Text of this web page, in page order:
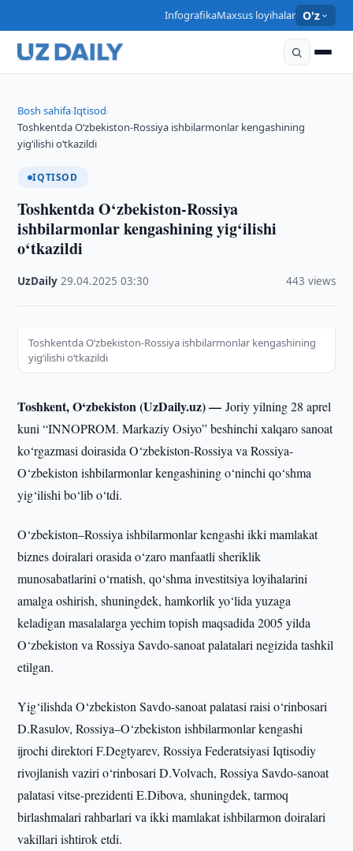
InfografikaMaxsus loyihalar O'z
Bosh sahifa›Iqtisod›
Toshkentda O‘zbekiston-Rossiya ishbilarmonlar kengashining
yig‘ilishi o‘tkazildi
IQTISOD
Toshkentda O‘zbekiston-Rossiya
ishbilarmonlar kengashining yig‘ilishi
o‘tkazildi
UzDaily ·29.04.2025 ·03:30 443 views
Toshkentda O‘zbekiston-Rossiya ishbilarmonlar kengashining
yig‘ilishi o‘tkazildi
Toshkent, O‘zbekiston (UzDaily.uz) —Joriy yilning 28 aprel
kuni “INNOPROM. Markaziy Osiyo” beshinchi xalqaro sanoat
ko‘rgazmasi doirasida O‘zbekiston-Rossiya va Rossiya-
O‘zbekiston ishbilarmonlar kengashining o‘ninchi qo‘shma
yig‘ilishi bo‘lib o‘tdi.
O‘zbekiston–Rossiya ishbilarmonlar kengashi ikki mamlakat
biznes doiralari orasida o‘zaro manfaatli sheriklik
munosabatlarini o‘rnatish, qo‘shma investitsiya loyihalarini
amalga oshirish, shuningdek, hamkorlik yo‘lida yuzaga
keladigan masalalarga yechim topish maqsadida 2005 yilda
O‘zbekiston va Rossiya Savdo-sanoat palatalari negizida tashkil
etilgan.
Yig‘ilishda O‘zbekiston Savdo-sanoat palatasi raisi o‘rinbosari
D.Rasulov, Rossiya–O‘zbekiston ishbilarmonlar kengashi
ijrochi direktori F.Degtyarev, Rossiya Federatsiyasi Iqtisodiy
rivojlanish vaziri o‘rinbosari D.Volvach, Rossiya Savdo-sanoat
palatasi vitse-prezidenti E.Dibova, shuningdek, tarmoq
birlashmalari rahbarlari va ikki mamlakat ishbilarmon doiralari
vakillari ishtirok etdi.